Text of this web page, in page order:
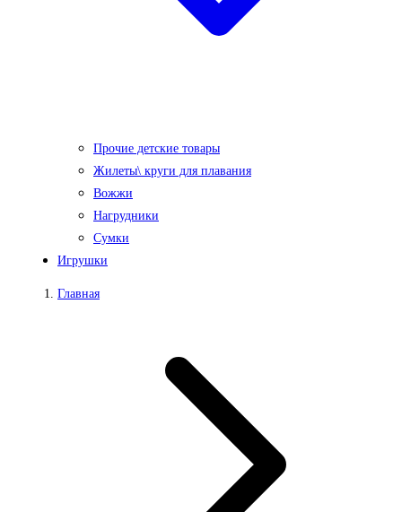
Прочие детские товары
Жилеты\ круги для плавания
Вожжи
Нагрудники
Сумки
Игрушки
Главная